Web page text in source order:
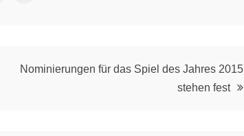
Nominierungen für das Spiel des Jahres 2015
stehen fest